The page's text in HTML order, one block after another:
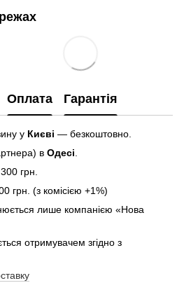
Оплата Гарантія
у Києві — безкоштовно.
в Одесі
грн.
грн. (з комісією +1%)
лише компанією «Нова
отримувачем згідно з